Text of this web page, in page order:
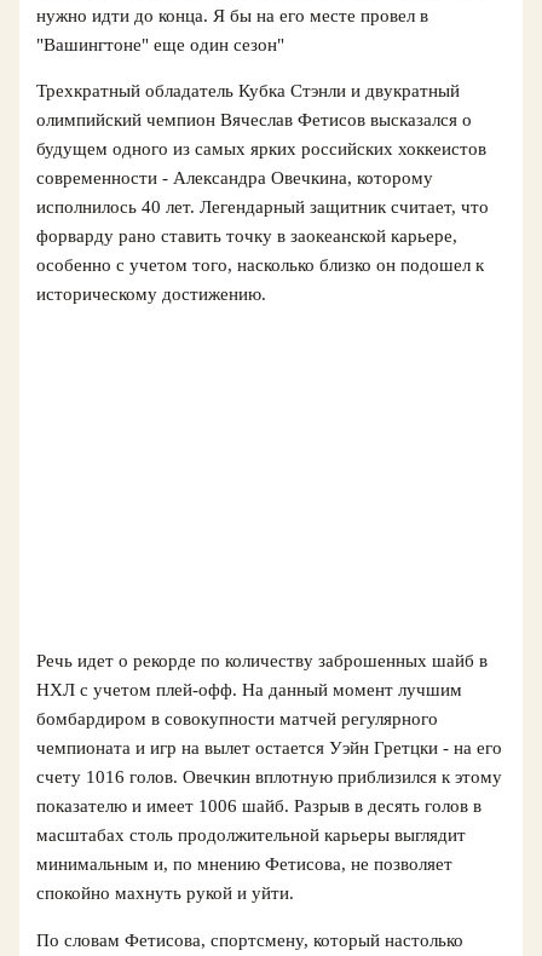
нужно идти до конца. Я бы на его месте провел в
"Вашингтоне" еще один сезон"
Трехкратный обладатель Кубка Стэнли и двукратный
олимпийский чемпион Вячеслав Фетисов высказался о
будущем одного из самых ярких российских хоккеистов
современности - Александра Овечкина, которому
исполнилось 40 лет. Легендарный защитник считает, что
форварду рано ставить точку в заокеанской карьере,
особенно с учетом того, насколько близко он подошел к
историческому достижению.
Речь идет о рекорде по количеству заброшенных шайб в
НХЛ с учетом плей-офф. На данный момент лучшим
бомбардиром в совокупности матчей регулярного
чемпионата и игр на вылет остается Уэйн Гретцки - на его
счету 1016 голов. Овечкин вплотную приблизился к этому
показателю и имеет 1006 шайб. Разрыв в десять голов в
масштабах столь продолжительной карьеры выглядит
минимальным и, по мнению Фетисова, не позволяет
спокойно махнуть рукой и уйти.
По словам Фетисова, спортсмену, который настолько